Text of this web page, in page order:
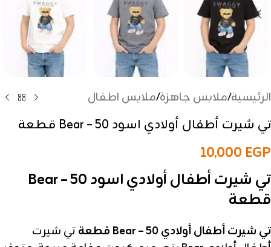
الرئيسية/ملابس جاهزة/ملابس اطفال
تي شيرت أطفال أولادي اسود Bear – 50 قطعة
10,000 EGP
تي شيرت أطفال أولادي اسود Bear – 50
قطعة
تي شيرت أطفال أولادي Bear – 50 قطعة
تي شيرت